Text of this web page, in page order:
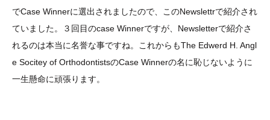
でCase Winnerに選出されましたので、このNewslettrで紹介され
ていました。３回目のcase Winnerですが、Newsletterで紹介さ
れるのは本当に名誉な事ですね。これからもThe Edwerd H. Angl
e Socitey of OrthodontistsのCase Winnerの名に恥じないように
一生懸命に頑張ります。